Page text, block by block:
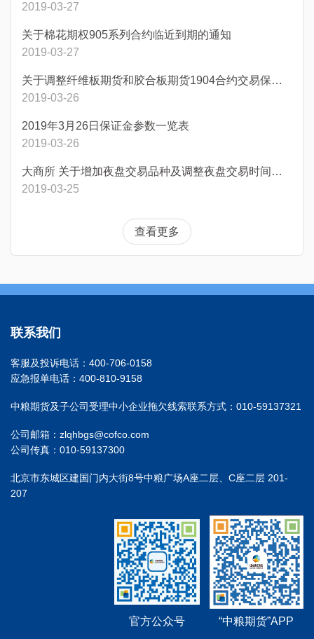
2019-03-27
关于棉花期权905系列合约临近到期的通知
2019-03-27
关于调整纤维板期货和胶合板期货1904合约交易保证金标准的通知
2019-03-26
2019年3月26日保证金参数一览表
2019-03-26
大商所 关于增加夜盘交易品种及调整夜盘交易时间的通知
2019-03-25
查看更多
联系我们
客服及投诉电话：400-706-0158
应急报单电话：400-810-9158
中粮期货及子公司受理中小企业拖欠线索联系方式：010-59137321
公司邮箱：zlqhbgs@cofco.com
公司传真：010-59137300
北京市东城区建国门内大街8号中粮广场A座二层、C座二层 201-
207
官方公众号 “中粮期货”APP